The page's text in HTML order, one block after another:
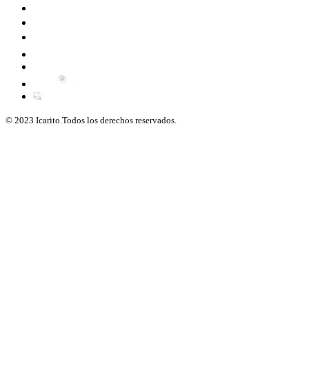
© 2023 Icarito.Todos los derechos reservados.